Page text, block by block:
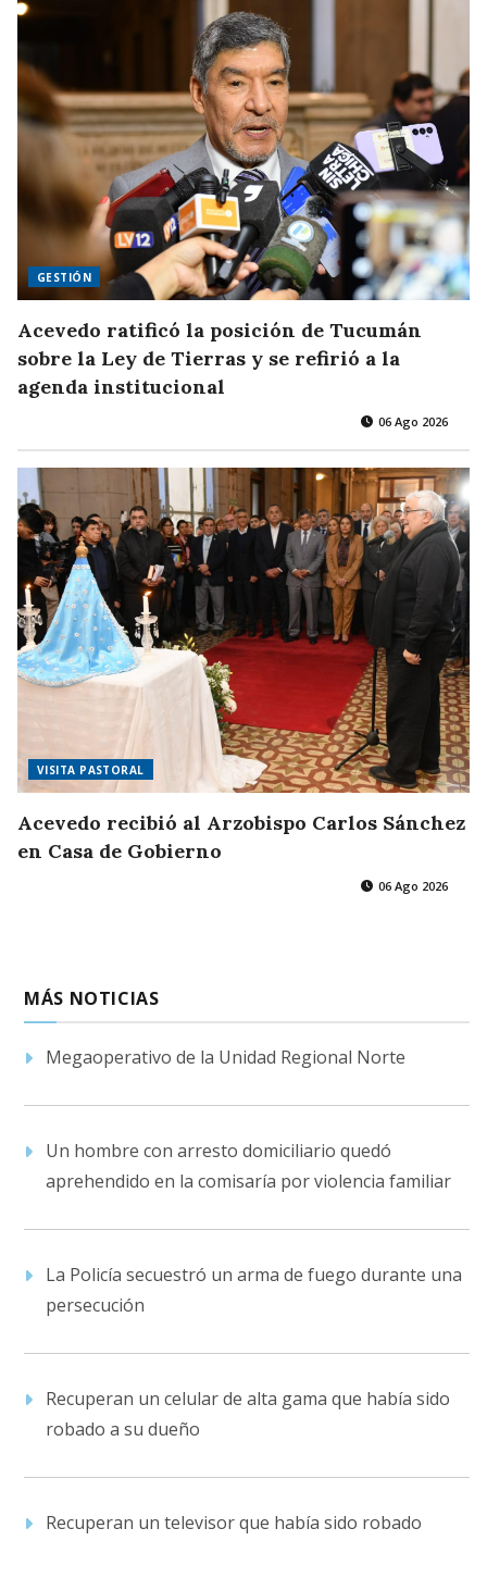
GESTIÓN
Acevedo ratificó la posición de Tucumán
sobre la Ley de Tierras y se refirió a la
agenda institucional
06 Ago 2026
VISITA PASTORAL
Acevedo recibió al Arzobispo Carlos Sánchez
en Casa de Gobierno
06 Ago 2026
MÁS NOTICIAS
Megaoperativo de la Unidad Regional Norte
Un hombre con arresto domiciliario quedó
aprehendido en la comisaría por violencia familiar
La Policía secuestró un arma de fuego durante una
persecución
Recuperan un celular de alta gama que había sido
robado a su dueño
Recuperan un televisor que había sido robado